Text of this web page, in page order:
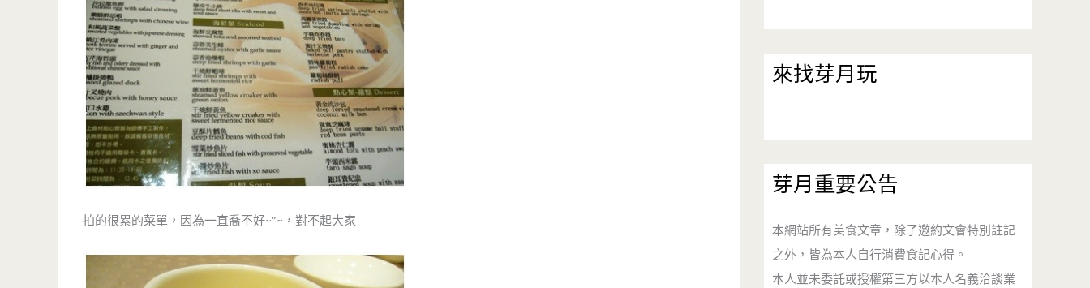
拍的很累的菜單，因為一直喬不好~”~，對不起大家
來找芽月玩
芽月重要公告
本網站所有美食文章，除了邀約文會特別註記
之外，皆為本人自行消費食記心得。
本人並未委託或授權第三方以本人名義洽談業